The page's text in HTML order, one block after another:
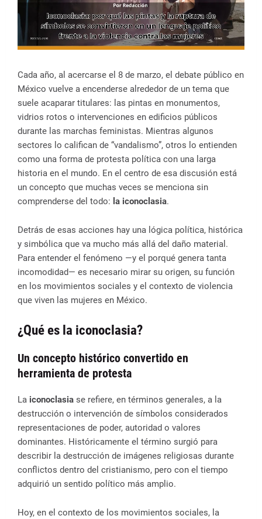
Cada año, al acercarse el 8 de marzo, el debate público en
México vuelve a encenderse alrededor de un tema que
suele acaparar titulares: las pintas en monumentos,
vidrios rotos o intervenciones en edificios públicos
durante las marchas feministas. Mientras algunos
sectores lo califican de “vandalismo”, otros lo entienden
como una forma de protesta política con una larga
historia en el mundo. En el centro de esa discusión está
un concepto que muchas veces se menciona sin
comprenderse del todo: la iconoclasia.
Detrás de esas acciones hay una lógica política, histórica
y simbólica que va mucho más allá del daño material.
Para entender el fenómeno —y el porqué genera tanta
incomodidad— es necesario mirar su origen, su función
en los movimientos sociales y el contexto de violencia
que viven las mujeres en México.
¿Qué es la iconoclasia?
Un concepto histórico convertido en
herramienta de protesta
La iconoclasia se refiere, en términos generales, a la
destrucción o intervención de símbolos considerados
representaciones de poder, autoridad o valores
dominantes. Históricamente el término surgió para
describir la destrucción de imágenes religiosas durante
conflictos dentro del cristianismo, pero con el tiempo
adquirió un sentido político más amplio.
Hoy, en el contexto de los movimientos sociales, la